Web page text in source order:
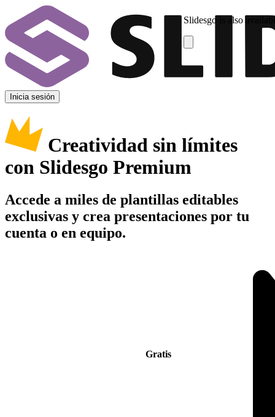
Slidesgo is also
Inicia sesión
Creatividad sin límites
con Slidesgo Premium
Accede a miles de plantillas editables
exclusivas y crea presentaciones por tu
cuenta o en equipo.
Gratis